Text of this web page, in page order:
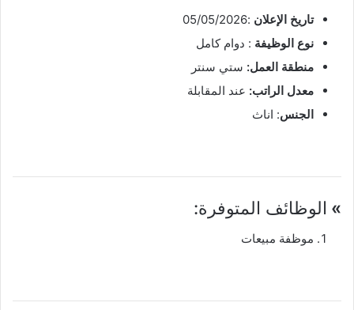
تاريخ الإعلان :05/05/2026
نوع الوظيفة : دوام كامل
منطقة العمل: ستي سنتر
معدل الراتب: عند المقابلة
الجنس: اناث
» الوظائف المتوفرة:
موظفة مبيعات